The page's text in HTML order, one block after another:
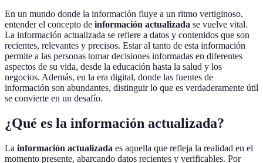
En un mundo donde la información fluye a un ritmo vertiginoso,
entender el concepto de información actualizada se vuelve vital.
La información actualizada se refiere a datos y contenidos que son
recientes, relevantes y precisos. Estar al tanto de esta información
permite a las personas tomar decisiones informadas en diferentes
aspectos de su vida, desde la educación hasta la salud y los
negocios. Además, en la era digital, donde las fuentes de
información son abundantes, distinguir lo que es verdaderamente útil
se convierte en un desafío.
¿Qué es la información actualizada?
La información actualizada es aquella que refleja la realidad en el
momento presente, abarcando datos recientes y verificables. Por